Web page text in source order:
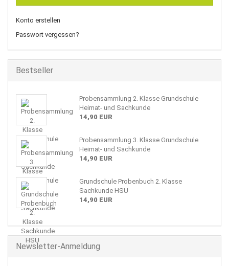
Konto erstellen
Passwort vergessen?
Bestseller
Probensammlung 2. Klasse Grundschule
Heimat- und Sachkunde
14,90 EUR
Probensammlung 3. Klasse Grundschule
Heimat- und Sachkunde
14,90 EUR
Grundschule Probenbuch 2. Klasse
Sachkunde HSU
14,90 EUR
Newsletter-Anmeldung